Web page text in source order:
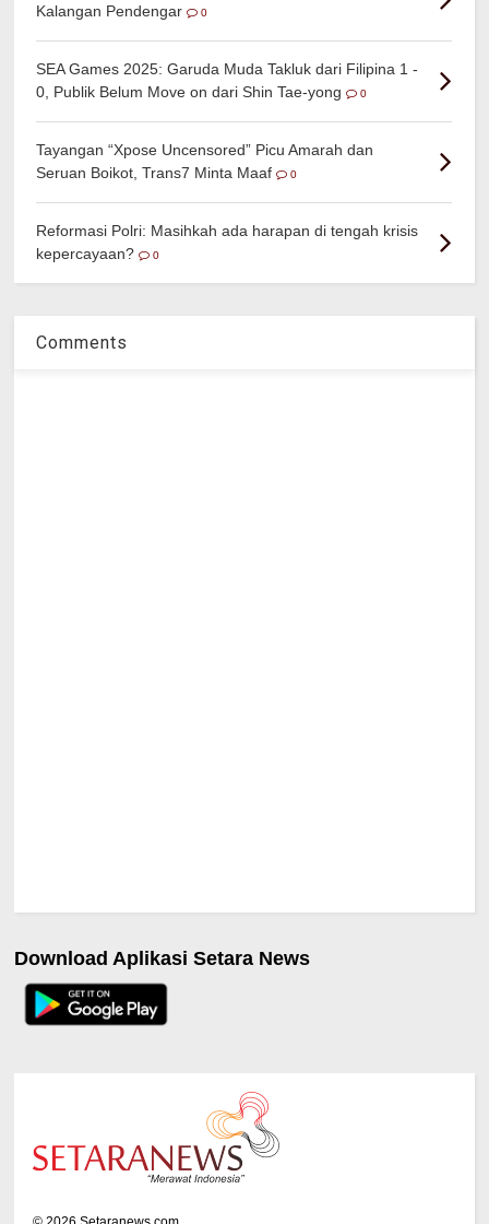
Kalangan Pendengar
0
SEA Games 2025: Garuda Muda Takluk dari Filipina 1 -
0, Publik Belum Move on dari Shin Tae-yong
0
Tayangan “Xpose Uncensored” Picu Amarah dan
Seruan Boikot, Trans7 Minta Maaf
0
Reformasi Polri: Masihkah ada harapan di tengah krisis
kepercayaan?
0
Comments
Download Aplikasi Setara News